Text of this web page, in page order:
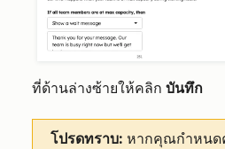
ที่ด้านล่างซ้ายให้คลิก บันทึก
โปรดทราบ: หากคุณกำหนด